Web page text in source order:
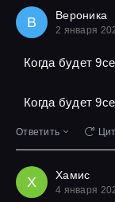
В Вероника
2 января
Когда будет
Когда будет
Ответить
Х Хамис
4 января